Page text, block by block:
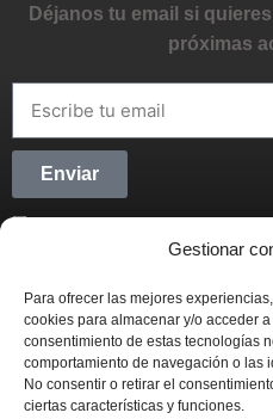
Gestionar
Para ofrecer las mejores
cookies para almacenar y/o acceder
consentimiento de estas tecnologías
comportamiento de navegación o las
No consentir o retirar el
ciertas características y funciones.
Déjanos tu email si
próximas
Enviar
Síguenos en Redes
movimiento